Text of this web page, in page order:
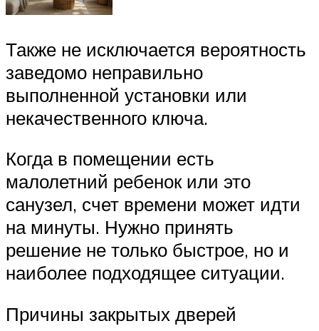
Также не исключается вероятность
заведомо неправильно
выполненной установки или
некачественного ключа.
Когда в помещении есть
малолетний ребенок или это
санузел, счет времени может идти
на минуты. Нужно принять
решение не только быстрое, но и
наиболее подходящее ситуации.
Причины закрытых дверей